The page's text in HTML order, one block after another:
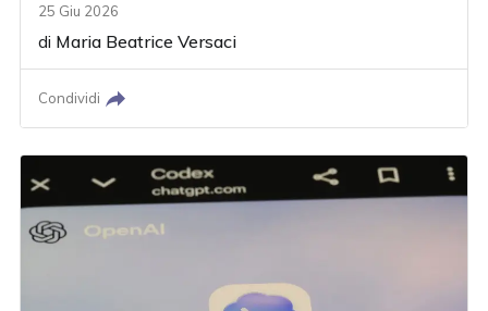
25 Giu 2026
di Maria Beatrice Versaci
Condividi